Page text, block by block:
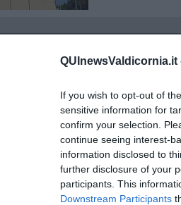
QUInewsValdicornia.it
If you wish to opt-out of
sensitive information for
confirm your selection.
continue seeing interest-
information disclosed to
further disclosure of your
participants. This
Downstream Participants
Sabato scorso la
Il museo
I tre pezzi
chiave interattiva